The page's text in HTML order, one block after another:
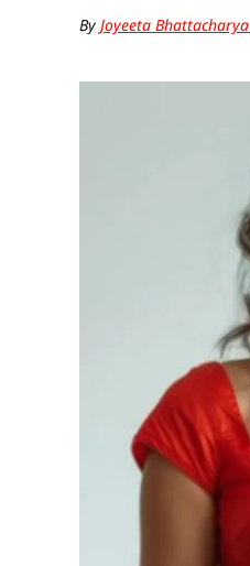
By Joyeeta Bhattacharya